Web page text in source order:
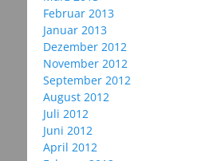
Februar 2013
Januar 2013
Dezember 2012
November 2012
September 2012
August 2012
Juli 2012
Juni 2012
April 2012